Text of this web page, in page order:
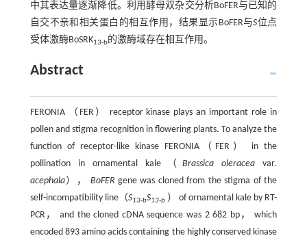
中其表达量逐渐降低。利用酵母双杂交分析BoFER与已知的
自交不亲和相关蛋白的相互作用，结果显示BoFER与S位点
受体激酶BoSRK13-b的激酶域存在相互作用。
Abstract
FERONIA （FER） receptor kinase plays an important role in
pollen and stigma recognition in flowering plants. To analyze the
function of receptor-like kinase FERONIA（FER） in the
pollination in ornamental kale（ Brassica oleracea var.
acephala）， BoFER gene was cloned from the stigma of the
self-incompatibility line（S13-bS13-b） of ornamental kale by RT-
PCR， and the cloned cDNA sequence was 2 682 bp， which
encoded 893 amino acids containing the highly conserved kinase